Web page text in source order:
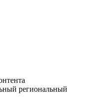
региональный